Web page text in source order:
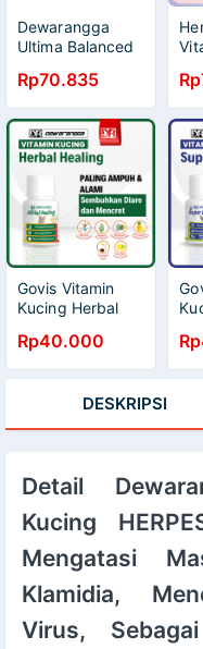
Dewarangga
Ultima Balanced
Pelebat Bulu Anti
Jamur Anti
Rontok Magic
White Herb Flu
Ringan
Rp70.835
Govis Vitamin
Kucing Herbal
Dewarangga -
Mengatasi Diare
Kucing - Obat
Diare Kucing -
Diare Kucing
Mencret Kucing
Rp40.000
DESKRIPSI
Detail
Kucing
Mengatasi
Klamidia,
Virus,